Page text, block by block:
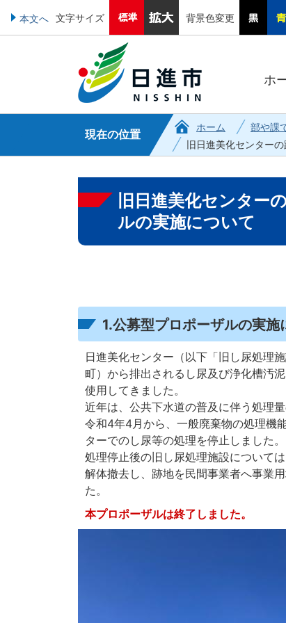
本文へ 文字サイズ 背景色変更
ホ
現在の位置
ホーム 部や課
旧日進美化センター
旧日進美化センター
ルの実施について
1.公募型プロポーザルの実施
日進美化センター（以下「旧し尿処理
町）から排出されるし尿及び浄化槽汚
使用してきました。
近年は、公共下水道の普及に伴う処理
令和4年4月から、一般廃棄物の処理機
ターでのし尿等の処理を停止しました。
処理停止後の旧し尿処理施設について
解体撤去し、跡地を民間事業者へ事業
た。
本プロポーザルは終了しました。